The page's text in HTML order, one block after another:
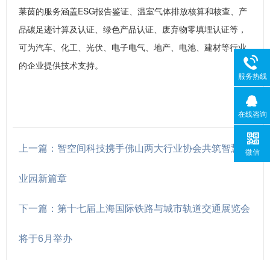
莱茵的服务涵盖ESG报告鉴证、温室气体排放核算和核查、产
品碳足迹计算及认证、绿色产品认证、废弃物零填埋认证等，
可为汽车、化工、光伏、电子电气、地产、电池、建材等行业
的企业提供技术支持。
上一篇：智空间科技携手佛山两大行业协会共筑智慧产
业园新篇章
下一篇：第十七届上海国际铁路与城市轨道交通展览会
将于6月举办
服务热线
在线咨询
微信